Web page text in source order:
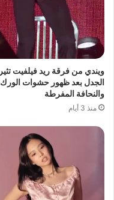
ويندي من فرقة ريد فيلفيت تثير
الجدل بعد ظهور حشوات الورك
والنحافة المفرطة
منذ 3 أيام